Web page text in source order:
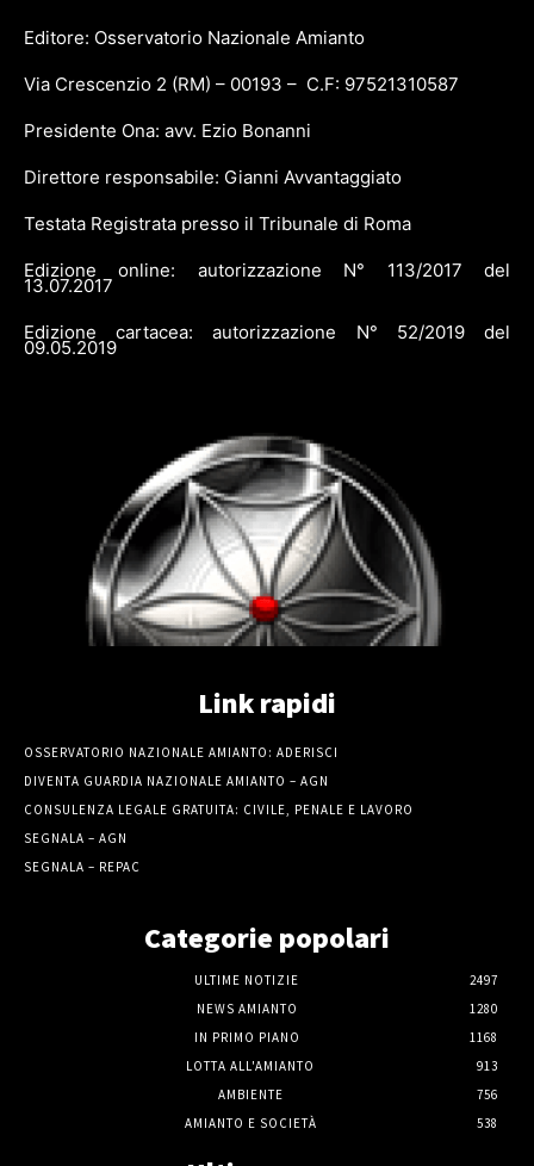
Editore: Osservatorio Nazionale Amianto
Via Crescenzio 2 (RM) – 00193 – C.F: 97521310587
Presidente Ona: avv. Ezio Bonanni
Direttore responsabile: Gianni Avvantaggiato
Testata Registrata presso il Tribunale di Roma
Edizione online: autorizzazione N° 113/2017 del
13.07.2017
Edizione cartacea: autorizzazione N° 52/2019 del
09.05.2019
Link rapidi
OSSERVATORIO NAZIONALE AMIANTO: ADERISCI
DIVENTA GUARDIA NAZIONALE AMIANTO – AGN
CONSULENZA LEGALE GRATUITA: CIVILE, PENALE E LAVORO
SEGNALA – AGN
SEGNALA – REPAC
Categorie popolari
ULTIME NOTIZIE
2497
NEWS AMIANTO
1280
IN PRIMO PIANO
1168
LOTTA ALL'AMIANTO
913
AMBIENTE
756
AMIANTO E SOCIETÀ
538